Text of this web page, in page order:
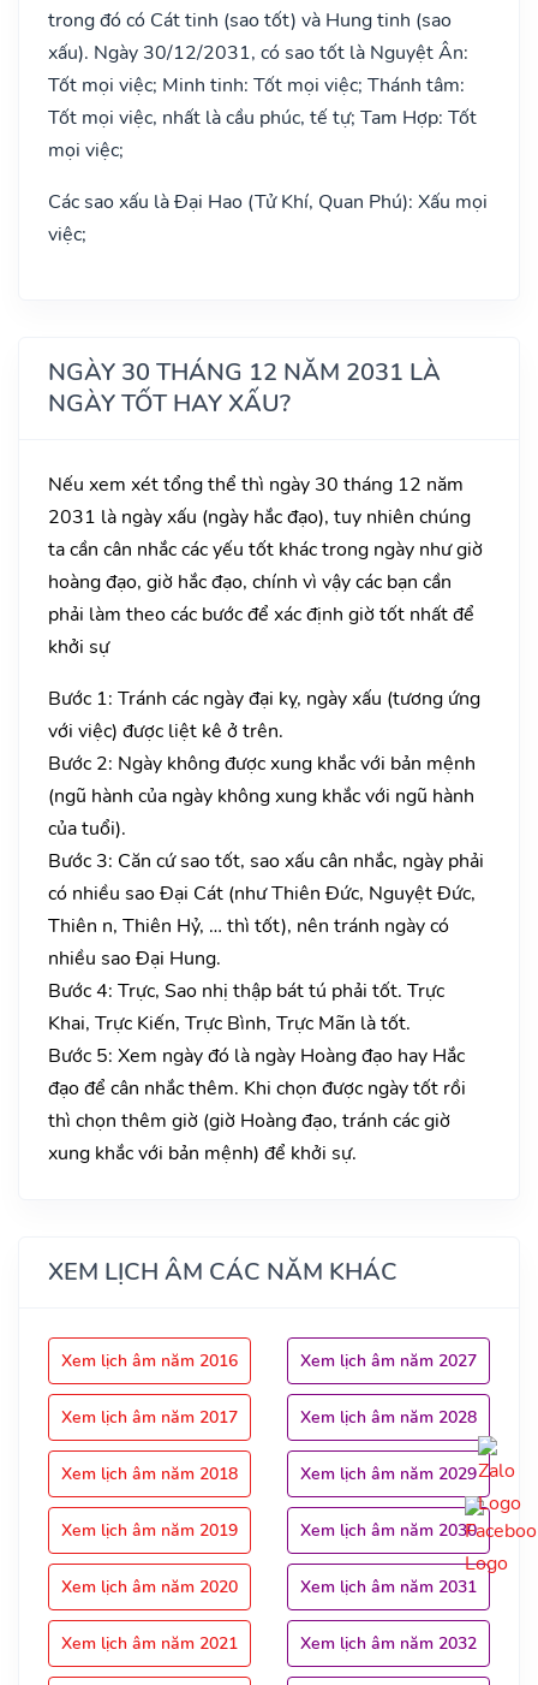
trong đó có Cát tinh (sao tốt) và Hung tinh (sao
xấu). Ngày 30/12/2031, có sao tốt là Nguyệt Ân:
Tốt mọi việc; Minh tinh: Tốt mọi việc; Thánh tâm:
Tốt mọi việc, nhất là cầu phúc, tế tự; Tam Hợp: Tốt
mọi việc;
Các sao xấu là Đại Hao (Tử Khí, Quan Phú): Xấu mọi
việc;
NGÀY 30 THÁNG 12 NĂM 2031 LÀ
NGÀY TỐT HAY XẤU?
Nếu xem xét tổng thể thì ngày 30 tháng 12 năm
2031 là ngày xấu (ngày hắc đạo), tuy nhiên chúng
ta cần cân nhắc các yếu tốt khác trong ngày như giờ
hoàng đạo, giờ hắc đạo, chính vì vậy các bạn cần
phải làm theo các bước để xác định giờ tốt nhất để
khởi sự
Bước 1: Tránh các ngày đại kỵ, ngày xấu (tương ứng
với việc) được liệt kê ở trên.
Bước 2: Ngày không được xung khắc với bản mệnh
(ngũ hành của ngày không xung khắc với ngũ hành
của tuổi).
Bước 3: Căn cứ sao tốt, sao xấu cân nhắc, ngày phải
có nhiều sao Đại Cát (như Thiên Đức, Nguyệt Đức,
Thiên n, Thiên Hỷ, … thì tốt), nên tránh ngày có
nhiều sao Đại Hung.
Bước 4: Trực, Sao nhị thập bát tú phải tốt. Trực
Khai, Trực Kiến, Trực Bình, Trực Mãn là tốt.
Bước 5: Xem ngày đó là ngày Hoàng đạo hay Hắc
đạo để cân nhắc thêm. Khi chọn được ngày tốt rồi
thì chọn thêm giờ (giờ Hoàng đạo, tránh các giờ
xung khắc với bản mệnh) để khởi sự.
XEM LỊCH ÂM CÁC NĂM KHÁC
Xem lịch âm năm 2016
Xem lịch âm năm 2017
Xem lịch âm năm 2018
Xem lịch âm năm 2019
Xem lịch âm năm 2020
Xem lịch âm năm 2021
Xem lịch âm năm 2027
Xem lịch âm năm 2028
Xem lịch âm năm 2029
Xem lịch âm năm 2030
Xem lịch âm năm 2031
Xem lịch âm năm 2032